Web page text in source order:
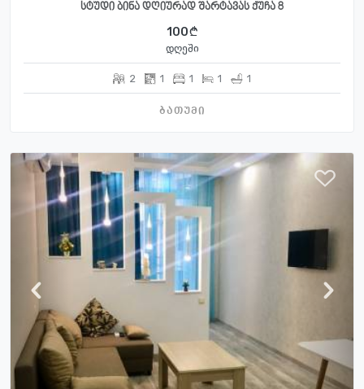
სტუდი ბინა დღიურად შარტავას ქუჩა 8
100
დღეში
2 1 1 1 1
ბათუმი